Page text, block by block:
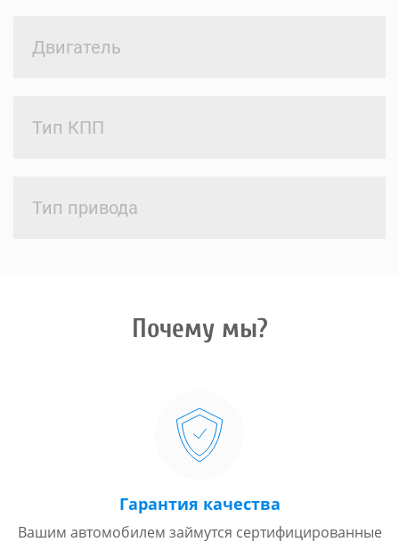
Двигатель
Тип КПП
Тип привода
Почему мы?
Гарантия качества
Вашим автомобилем займутся сертифицированные